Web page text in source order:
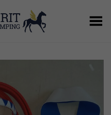
Basculer le menu